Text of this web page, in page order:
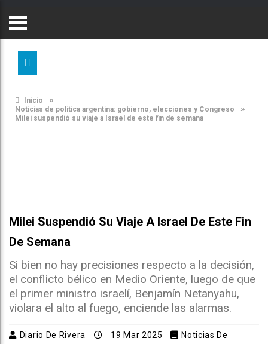
Inicio »
Noticias de política argentina: gobierno, elecciones y Congreso »
Milei suspendió su viaje a Israel de este fin de semana
Milei Suspendió Su Viaje A Israel De Este Fin
De Semana
Si bien no hay precisiones respecto a la decisión,
el conflicto bélico en Medio Oriente, luego de que
el primer ministro israelí, Benjamín Netanyahu,
violara el alto al fuego, enciende las alarmas.
Diario De Rivera 19 Mar 2025
Noticias De